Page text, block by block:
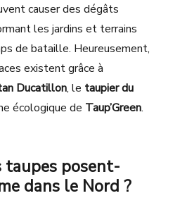
causer des dégâts
les jardins et terrains
de bataille. Heureusement,
existent grâce à
Ducatillon, le taupier du
écologique de Taup’Green.
taupes posent-
dans le Nord ?